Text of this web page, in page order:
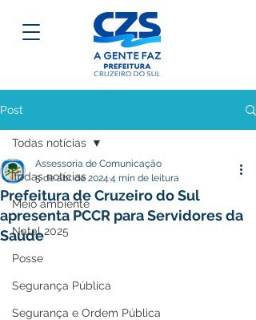
Post
Todas notícias
Meio ambiente
Natal 2025
Posse
Segurança Pública
Segurança e Ordem Pública
Todas notícias
Prefeitura de Cruzeiro do Sul
apresenta PCCR para Servidores da
Saúde
Assessoria de Comunicação
5 de abr. de 2024 4 min de leitura